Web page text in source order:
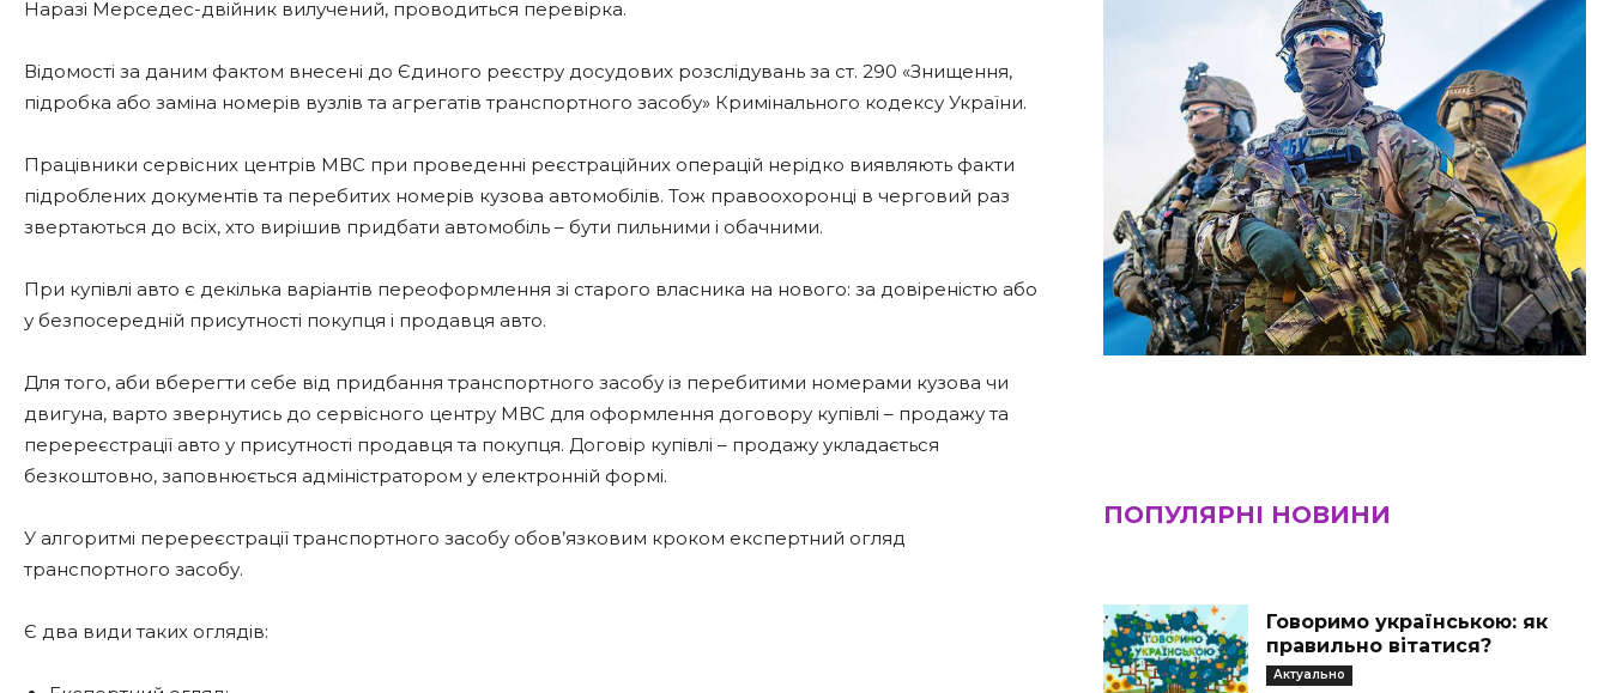
Наразі Мерседес-двійник вилучений, проводиться перевірка.
Відомості за даним фактом внесені до Єдиного реєстру досудових розслідувань за ст. 290 «Знищення,
підробка або заміна номерів вузлів та агрегатів транспортного засобу» Кримінального кодексу України.
Працівники сервісних центрів МВС при проведенні реєстраційних операцій нерідко виявляють факти
підроблених документів та перебитих номерів кузова автомобілів. Тож правоохоронці в черговий раз
звертаються до всіх, хто вирішив придбати автомобіль – бути пильними і обачними.
При купівлі авто є декілька варіантів переоформлення зі старого власника на нового: за довіреністю або
у безпосередній присутності покупця і продавця авто.
Для того, аби вберегти себе від придбання транспортного засобу із перебитими номерами кузова чи
двигуна, варто звернутись до сервісного центру МВС для оформлення договору купівлі – продажу та
перереєстрації авто у присутності продавця та покупця. Договір купівлі – продажу укладається
безкоштовно, заповнюється адміністратором у електронній формі.
У алгоритмі перереєстрації транспортного засобу обов’язковим кроком експертний огляд
транспортного засобу.
Є два види таких оглядів:
ПОПУЛЯРНІ НОВИНИ
Говоримо українською: як
правильно вітатися?
Актуально